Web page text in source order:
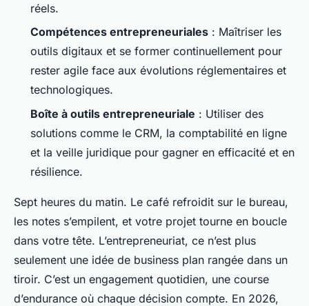
réels.
Compétences entrepreneuriales : Maîtriser les
outils digitaux et se former continuellement pour
rester agile face aux évolutions réglementaires et
technologiques.
Boîte à outils entrepreneuriale : Utiliser des
solutions comme le CRM, la comptabilité en ligne
et la veille juridique pour gagner en efficacité et en
résilience.
Sept heures du matin. Le café refroidit sur le bureau,
les notes s’empilent, et votre projet tourne en boucle
dans votre tête. L’entrepreneuriat, ce n’est plus
seulement une idée de business plan rangée dans un
tiroir. C’est un engagement quotidien, une course
d’endurance où chaque décision compte. En 2026,